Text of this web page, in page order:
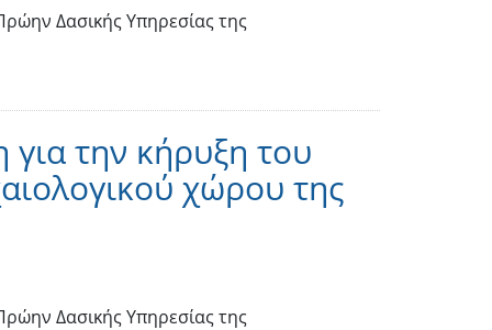
Δασικής Υπηρεσίας της
για την κήρυξη του
χώρου της
Δασικής Υπηρεσίας της